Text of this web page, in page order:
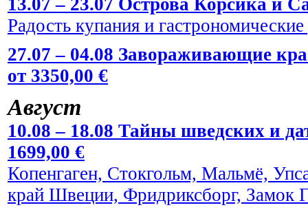
Радость купания и
27.07 – 04.08 Завораживающие
от 3350,00 €
Август
10.08 – 18.08 Тайны шведских и
1699,00 €
Копенгаген, Стокгольм, Мальмё,
край Швеции, Фридриксборг, Замок